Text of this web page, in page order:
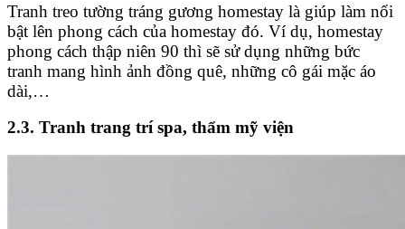
Tranh treo tường tráng gương homestay là giúp làm nổi
bật lên phong cách của homestay đó. Ví dụ, homestay
phong cách thập niên 90 thì sẽ sử dụng những bức
tranh mang hình ảnh đồng quê, những cô gái mặc áo
dài,…
2.3. Tranh trang trí spa, thẩm mỹ viện